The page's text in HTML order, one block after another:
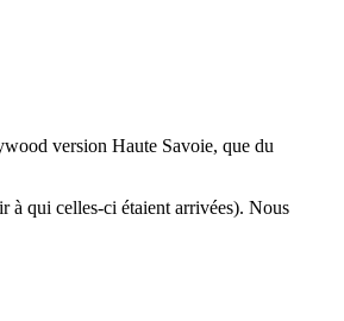
version Haute Savoie, que du
à qui celles-ci étaient arrivées). Nous